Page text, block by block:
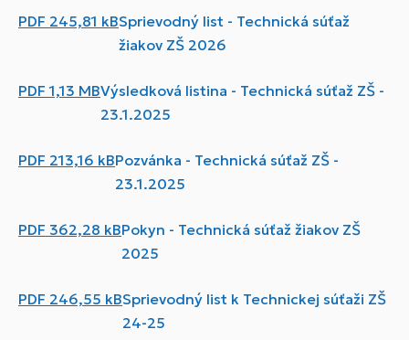
PDF 245,81 kBSprievodný list - Technická súťaž
žiakov ZŠ 2026
PDF1,13 MBVýsledková listina - Technická súťaž ZŠ -
23.1.2025
PDF 213,16 kBPozvánka - Technická súťaž ZŠ -
23.1.2025
PDF 362,28 kBPokyn - Technická súťaž žiakov ZŠ
2025
PDF 246,55 kBSprievodný list k Technickej súťaži ZŠ
24-25